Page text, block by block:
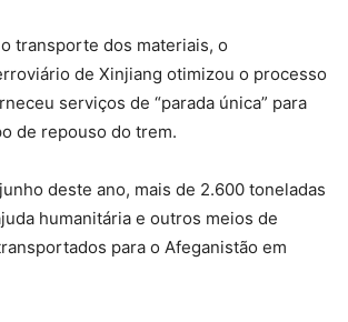
transporte dos materiais, o
de Xinjiang otimizou o processo
serviços de “parada única” para
de repouso do trem.
deste ano, mais de 2.600 toneladas
humanitária e outros meios de
para o Afeganistão em